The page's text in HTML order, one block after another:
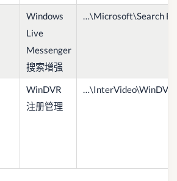
Windows
Live
Messenger
搜索增强
…\Microsoft\Search
WinDVR
注册管理